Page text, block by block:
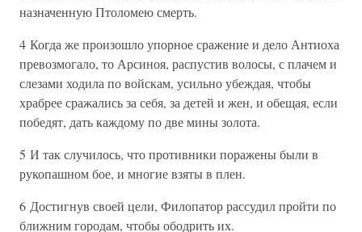
назначенную Птоломею смерть.
4 Когда же произошло упорное сражение и дело Антиоха
превозмогало, то Арсиноя, распустив волосы, с плачем и
слезами ходила по войскам, усильно убеждая, чтобы
храбрее сражались за себя, за детей и жен, и обещая, если
победят, дать каждому по две мины золота.
5 И так случилось, что противники поражены были в
рукопашном бое, и многие взяты в плен.
6 Достигнув своей цели, Филопатор рассудил пройти по
ближним городам, чтобы ободрить их.